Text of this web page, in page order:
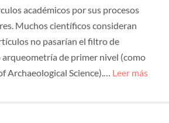
académicos por sus procesos
Muchos científicos consideran
no pasarían el filtro de
arqueometría de primer nivel (como
Archaeological Science).… Leer más